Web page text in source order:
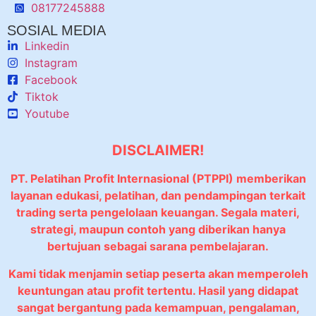
08177245888
SOSIAL MEDIA
Linkedin
Instagram
Facebook
Tiktok
Youtube
DISCLAIMER!
PT. Pelatihan Profit Internasional (PTPPI) memberikan
layanan edukasi, pelatihan, dan pendampingan terkait
trading serta pengelolaan keuangan. Segala materi,
strategi, maupun contoh yang diberikan hanya
bertujuan sebagai sarana pembelajaran.
Kami tidak menjamin setiap peserta akan memperoleh
keuntungan atau profit tertentu. Hasil yang didapat
sangat bergantung pada kemampuan, pengalaman,